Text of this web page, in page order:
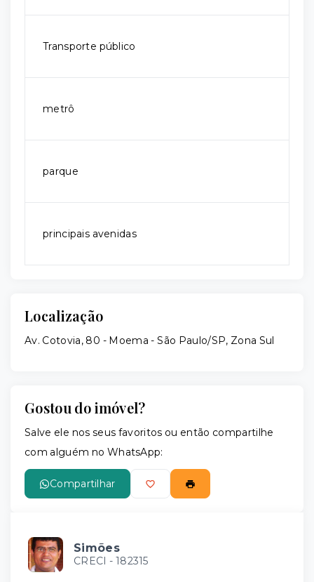
Transporte público
metrô
parque
principais avenidas
Localização
Av. Cotovia, 80 - Moema - São Paulo/SP, Zona Sul
Gostou do imóvel?
Salve ele nos seus favoritos ou então compartilhe
com alguém no WhatsApp:
Compartilhar
Simões
CRECI - 182315